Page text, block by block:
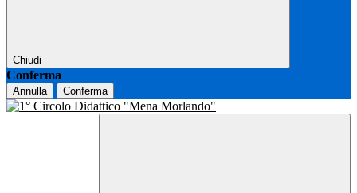
Chiudi
Conferma
Annulla Conferma